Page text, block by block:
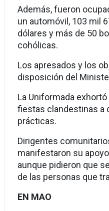
Además, fueron
un auto­móvil, 103 mil
dólares y más de 50
cohólicas.
Los apresados y los
disposición del
La Uniformada
fiestas clandestinas a
prácticas.
Dirigentes
manifestaron su
aunque pidieron que
de las per­sonas que
EN MAO